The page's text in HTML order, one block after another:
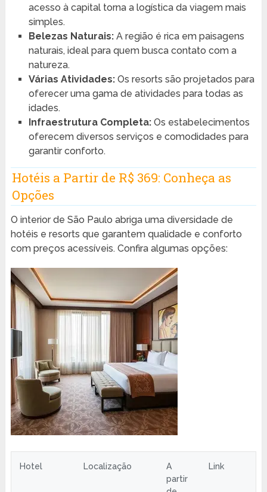
acesso à capital torna a logística da viagem mais
simples.
Belezas Naturais:A região é rica em paisagens
naturais, ideal para quem busca contato com a
natureza.
Várias Atividades:Os resorts são projetados para
oferecer uma gama de atividades para todas as
idades.
Infraestrutura Completa:Os estabelecimentos
oferecem diversos serviços e comodidades para
garantir conforto.
Hotéis a Partir de R$ 369: Conheça as
Opções
O interior de São Paulo abriga uma diversidade de
hotéis e resorts que garantem qualidade e conforto
com preços acessíveis. Confira algumas opções:
Hotel Localização
A
partir
Link